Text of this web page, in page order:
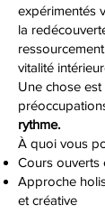
expérimentés
la
vitalité
Une chose
rythme.
À quoi vous
Cours ouverts
Approche
et créative